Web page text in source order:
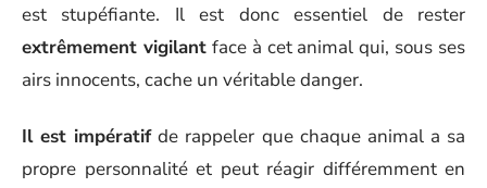
est stupéfiante. Il est donc essentiel de rester
extrêmement vigilantface à cet animal qui, sous ses
airs innocents, cache un véritable danger.
Il est impératifde rappeler que chaque animal a sa
propre personnalité et peut réagir différemment en